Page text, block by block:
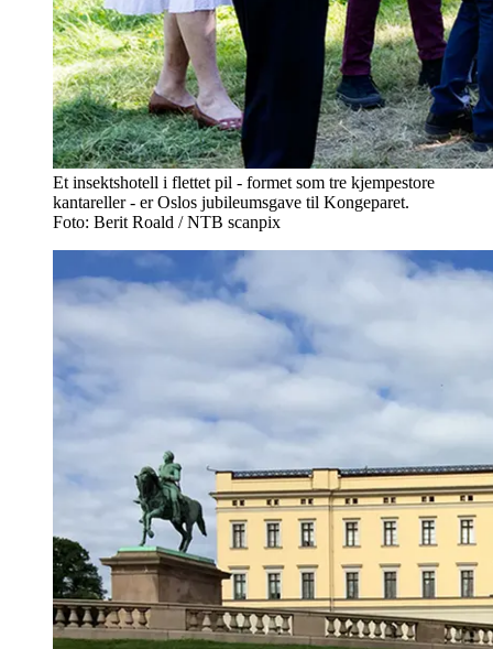
Et insektshotell i flettet pil - formet som tre kjempestore
kantareller - er Oslos jubileumsgave til Kongeparet.
Foto: Berit Roald / NTB scanpix